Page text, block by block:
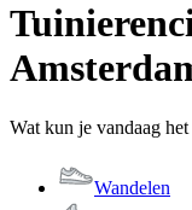
Wat kun je vandaag
Wandelen